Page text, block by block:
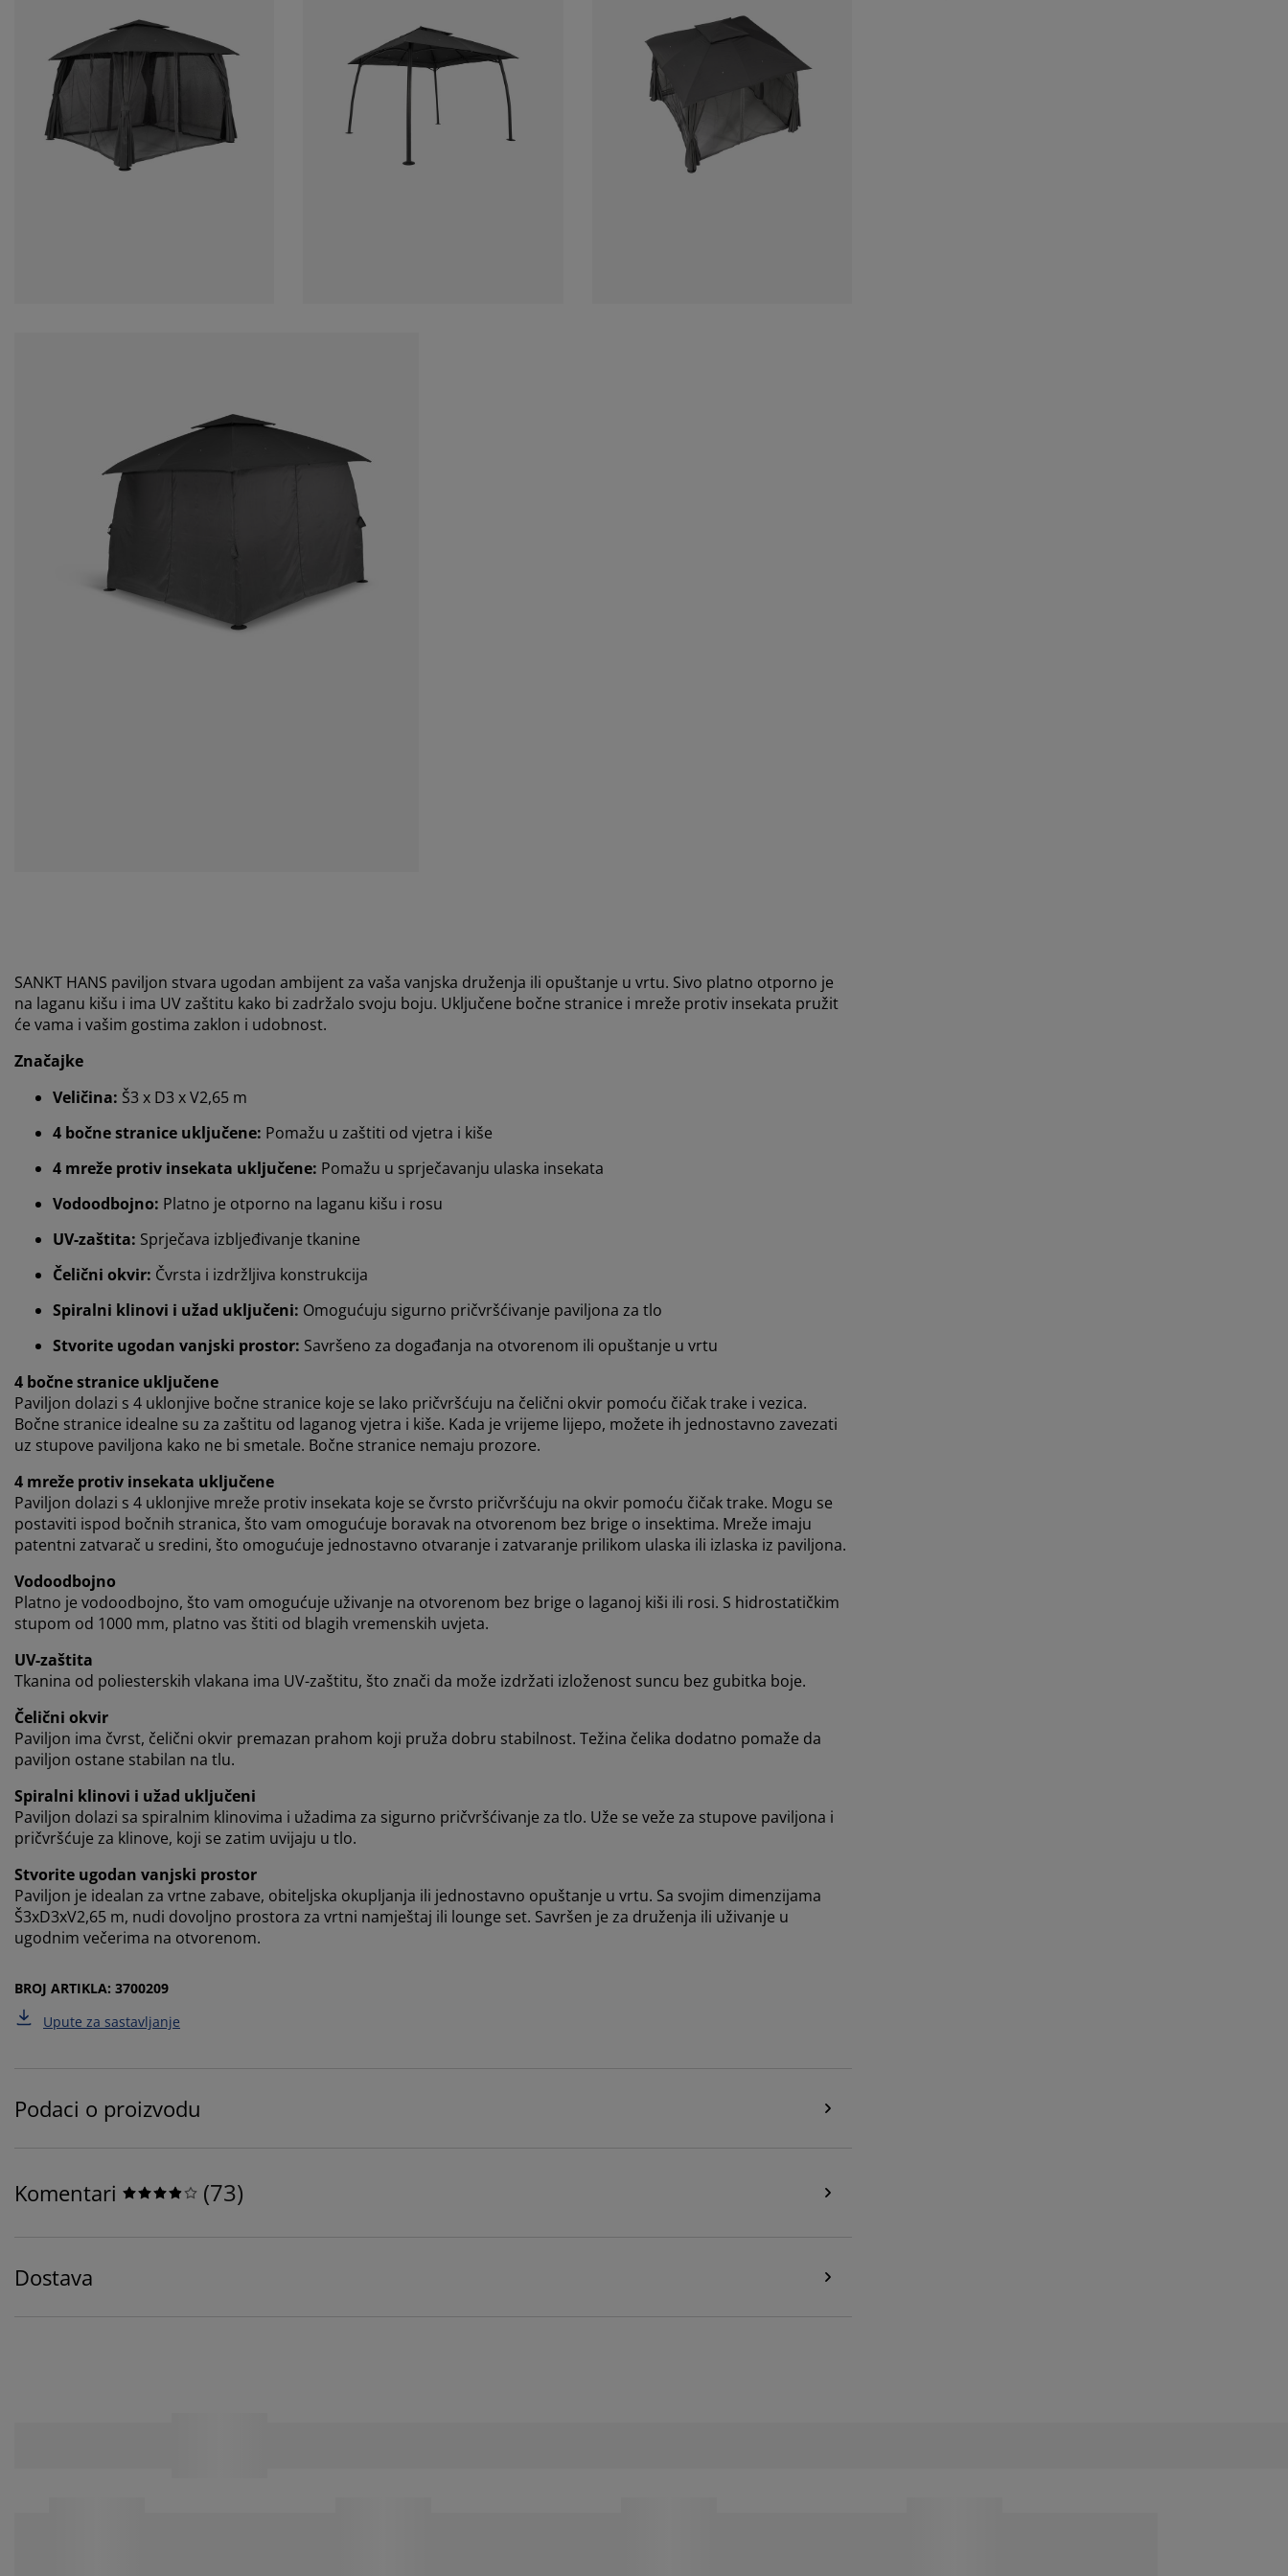
SANKT HANS paviljon stvara ugodan ambijent za vaša vanjska druženja ili opuštanje u vrtu. Sivo platno otporno je
na laganu kišu i ima UV zaštitu kako bi zadržalo svoju boju. Uključene bočne stranice i mreže protiv insekata pružit
će vama i vašim gostima zaklon i udobnost.
Značajke
Veličina: Š3 x D3 x V2,65 m
4 bočne stranice uključene: Pomažu u zaštiti od vjetra i kiše
4 mreže protiv insekata uključene: Pomažu u sprječavanju ulaska insekata
Vodoodbojno: Platno je otporno na laganu kišu i rosu
UV-zaštita: Sprječava izbljeđivanje tkanine
Čelični okvir: Čvrsta i izdržljiva konstrukcija
Spiralni klinovi i užad uključeni: Omogućuju sigurno pričvršćivanje paviljona za tlo
Stvorite ugodan vanjski prostor: Savršeno za događanja na otvorenom ili opuštanje u vrtu
4 bočne stranice uključene
Paviljon dolazi s 4 uklonjive bočne stranice koje se lako pričvršćuju na čelični okvir pomoću čičak trake i vezica.
Bočne stranice idealne su za zaštitu od laganog vjetra i kiše. Kada je vrijeme lijepo, možete ih jednostavno zavezati
uz stupove paviljona kako ne bi smetale. Bočne stranice nemaju prozore.
4 mreže protiv insekata uključene
Paviljon dolazi s 4 uklonjive mreže protiv insekata koje se čvrsto pričvršćuju na okvir pomoću čičak trake. Mogu se
postaviti ispod bočnih stranica, što vam omogućuje boravak na otvorenom bez brige o insektima. Mreže imaju
patentni zatvarač u sredini, što omogućuje jednostavno otvaranje i zatvaranje prilikom ulaska ili izlaska iz paviljona.
Vodoodbojno
Platno je vodoodbojno, što vam omogućuje uživanje na otvorenom bez brige o laganoj kiši ili rosi. S hidrostatičkim
stupom od 1000 mm, platno vas štiti od blagih vremenskih uvjeta.
UV-zaštita
Tkanina od poliesterskih vlakana ima UV-zaštitu, što znači da može izdržati izloženost suncu bez gubitka boje.
Čelični okvir
Paviljon ima čvrst, čelični okvir premazan prahom koji pruža dobru stabilnost. Težina čelika dodatno pomaže da
paviljon ostane stabilan na tlu.
Spiralni klinovi i užad uključeni
Paviljon dolazi sa spiralnim klinovima i užadima za sigurno pričvršćivanje za tlo. Uže se veže za stupove paviljona i
pričvršćuje za klinove, koji se zatim uvijaju u tlo.
Stvorite ugodan vanjski prostor
Paviljon je idealan za vrtne zabave, obiteljska okupljanja ili jednostavno opuštanje u vrtu. Sa svojim dimenzijama
Š3xD3xV2,65 m, nudi dovoljno prostora za vrtni namještaj ili lounge set. Savršen je za druženja ili uživanje u
ugodnim večerima na otvorenom.
BROJ ARTIKLA: 3700209
Upute za sastavljanje
Podaci o proizvodu
Komentari (73)
Dostava